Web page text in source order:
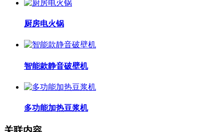
厨房电火锅
智能款静音破壁机
多功能加热豆浆机